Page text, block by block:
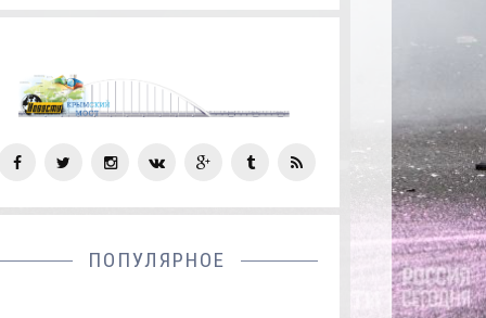
ПОПУЛЯРНОЕ